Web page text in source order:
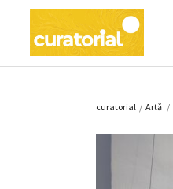
curatorial / Artǎ /